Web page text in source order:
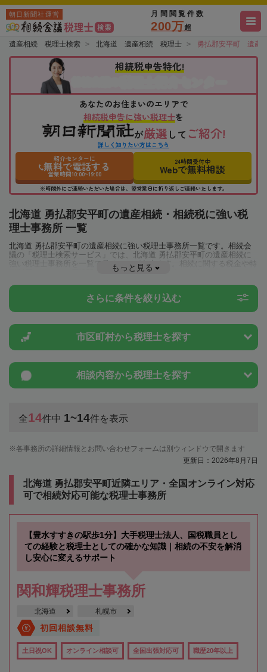
朝日新聞社運営 月間閲覧件数
200万超
遺産相続 税理士検索 北海道 遺産相続 税理士 勇払郡安平町 遺産
相続税申告特化!
あなたのお住まいのエリアで
相続税申告に強い税理士を
が厳選 して ご紹介!
詳しく知りたい方はこちら
紹介センターに
無料で電話する
営業時間10:00~19:00
24時間受付中
Webで無料相談
※時間外にご連絡いただいた場合は、翌営業日に折り返しご連絡いたします。
北海道 勇払郡安平町の遺産相続・相続税に強い税
理士事務所 一覧
北海道 勇払郡安平町の遺産相続に強い税理士事務所一覧です。相続会
議の「税理士検索サービス」では、北海道 勇払郡安平町の遺産相続に
強い税理士事務所を一覧で見ることが出来ます。相続に関する税金や特
例制度のことは一度近隣の税理士に相談してみましょう。
もっと見る
さらに条件を絞り込む
市区町村から税理士を探す
相談内容から税理士を探す
全14件中 1~14件を表示
各事務所の詳細情報とお問い合わせフォームは別ウィンドウで開きます
更新日：2026年8月7日
北海道 勇払郡安平町近隣エリア・全国オンライン対応
可で相続対応可能な税理士事務所
【豊水すすきの駅歩1分】大手税理士法人、国税職員とし
ての経験と税理士としての確かな知識｜相続の不安を解消
し安心に変えるサポート
関和輝税理士事務所
北海道 札幌市
初回相談無料
土日祝OK オンライン相談可 全国出張対応可 職歴20年以上